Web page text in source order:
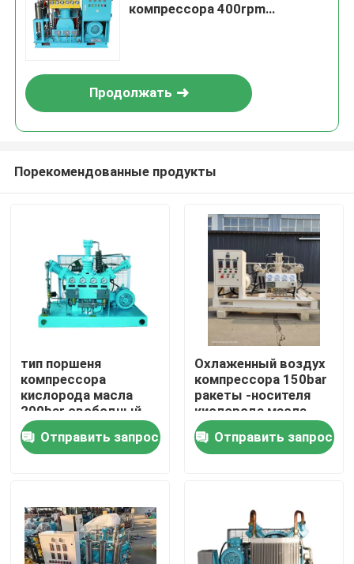
Продукты
Ролики
О нас
Путешествие фабрики
компрессора 400rpm
Продолжать
Порекомендованные продукты
тип поршеня
компрессора
кислорода масла
200bar свободный
промышленный
Отправить запрос
Охлаженный воздух
компрессора 150bar
ракеты -носителя
кислорода масла
7.5KW свободный
Отправить запрос